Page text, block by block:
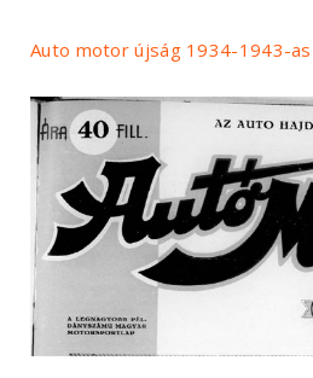
Auto motor újság 1934-1943-